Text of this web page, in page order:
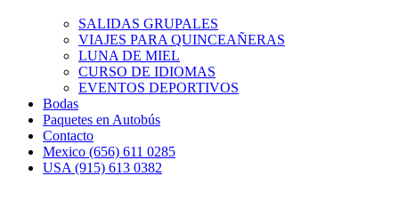
SALIDAS GRUPALES
VIAJES PARA QUINCEAÑERAS
LUNA DE MIEL
CURSO DE IDIOMAS
EVENTOS DEPORTIVOS
Bodas
Paquetes en Autobús
Contacto
Mexico (656) 611 0285
USA (915) 613 0382